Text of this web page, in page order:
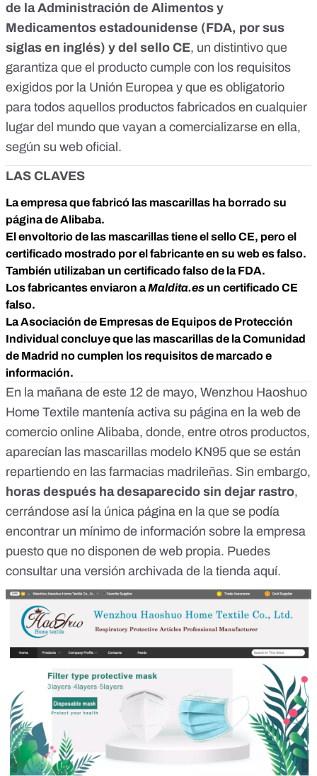
de la Administración de Alimentos y
Medicamentos estadounidense (FDA, por sus
siglas en inglés) y del sello CE, un distintivo que
garantiza que el producto cumple con los requisitos
exigidos por la Unión Europea y que es obligatorio
para todos aquellos productos fabricados en cualquier
lugar del mundo que vayan a comercializarse en ella,
según su web oficial .
LAS CLAVES
La empresa que fabricó las mascarillas ha borrado su
página de Alibaba.
El envoltorio de las mascarillas tiene el sello CE, pero el
certificado mostrado por el fabricante en su web es falso.
También utilizaban un certificado falso de la FDA.
Los fabricantes enviaron aMaldita.es un certificado CE
falso.
La Asociación de Empresas de Equipos de Protección
Individual concluye que las mascarillas de la Comunidad
de Madrid no cumplen los requisitos de marcado e
información.
En la mañana de este 12 de mayo, Wenzhou Haoshuo
Home Textile mantenía activa su página en la web de
comercio online Alibaba, donde, entre otros productos,
aparecían las mascarillas modelo KN95 que se están
repartiendo en las farmacias madrileñas. Sin embargo,
horas después ha desaparecido sin dejar rastro,
cerrándose así la única página en la que se podía
encontrar un mínimo de información sobre la empresa
puesto que no disponen de web propia. Puedes
consultar una versión archivada de la tienda aquí.